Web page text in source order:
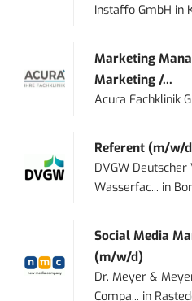
Instaffo GmbH in
Marketing
Marketing /...
Acura Fachklinik
Referent (m/w/
DVGW Deutscher
Wasserfac... in
Social Media
(m/w/d)
Dr. Meyer &
Compa... in